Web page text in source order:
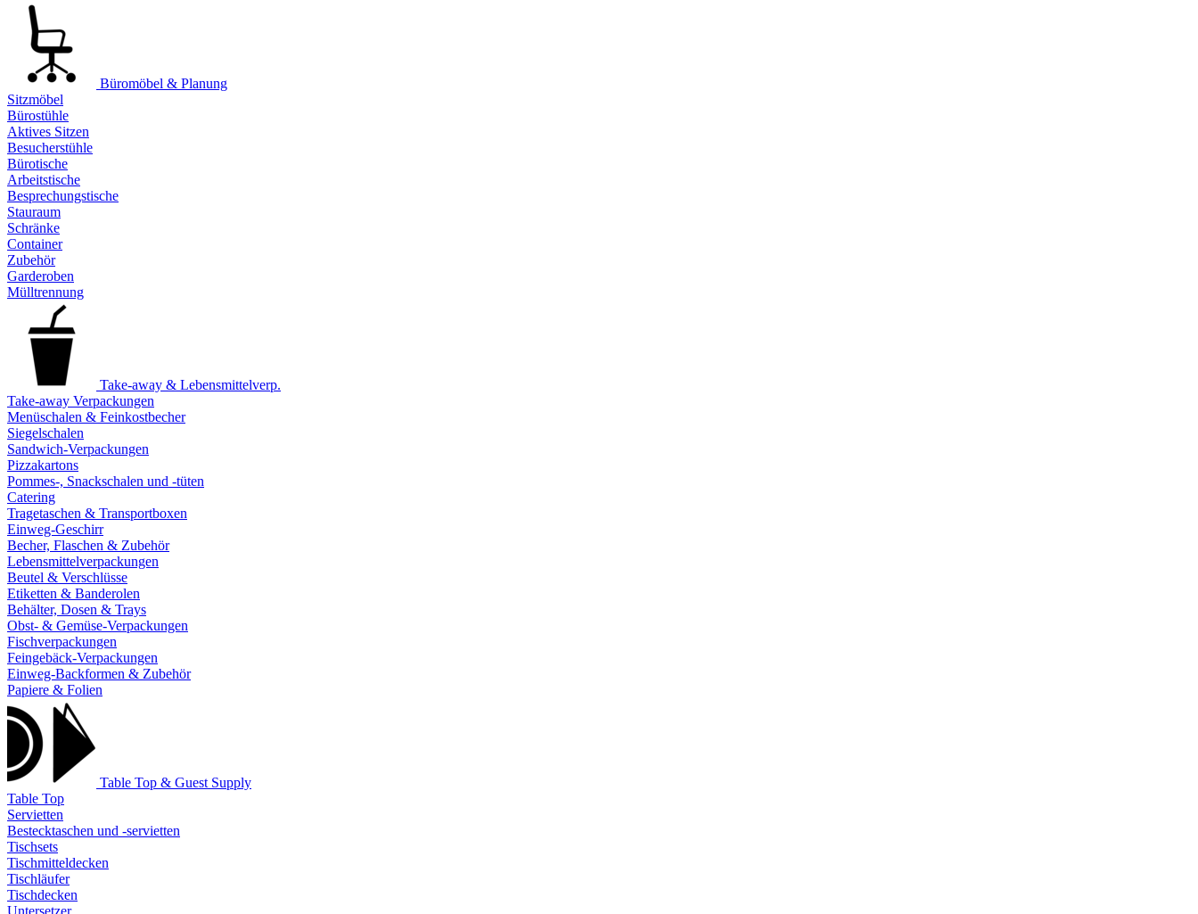
Büromöbel & Planung
Sitzmöbel
Bürostühle
Aktives Sitzen
Besucherstühle
Bürotische
Arbeitstische
Besprechungstische
Stauraum
Schränke
Container
Zubehör
Garderoben
Mülltrennung
Take-away & Lebensmittelverp.
Take-away Verpackungen
Menüschalen & Feinkostbecher
Siegelschalen
Sandwich-Verpackungen
Pizzakartons
Pommes-, Snackschalen und -tüten
Catering
Tragetaschen & Transportboxen
Einweg-Geschirr
Becher, Flaschen & Zubehör
Lebensmittelverpackungen
Beutel & Verschlüsse
Etiketten & Banderolen
Behälter, Dosen & Trays
Obst- & Gemüse-Verpackungen
Fischverpackungen
Feingebäck-Verpackungen
Einweg-Backformen & Zubehör
Papiere & Folien
Table Top & Guest Supply
Table Top
Servietten
Bestecktaschen und -servietten
Tischsets
Tischmitteldecken
Tischläufer
Tischdecken